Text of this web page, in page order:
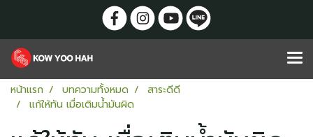
หน้าแรก บทความทั้งหมด
สาระดีดี
แก้ให้ทัน เมื่อเติมน้ำมันผิด